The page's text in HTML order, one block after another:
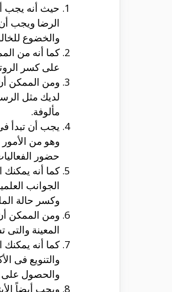
حيث أنه يجب
الرضا ويجب
والخضوع
كما أنه من
على كسر
ومن الممكن
لديك مثل
مألوفة.
يجب أن تبدأ
وهو من الأمور
حضور
كما أنه
الجوانب
وكسر حالة
ومن الممكن
المعينة
كما أنه
والتنويع فى
والحصول على
ويجب أيضاً